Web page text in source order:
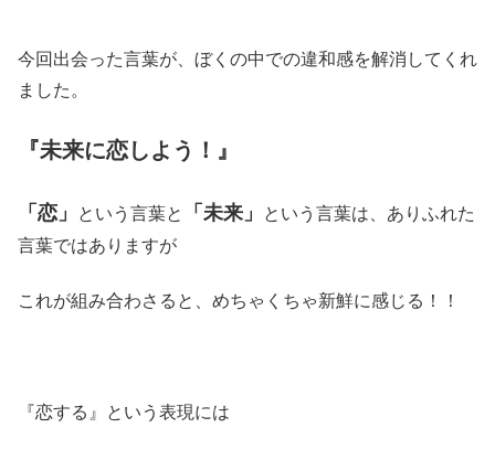
今回出会った言葉が、ぼくの中での違和感を解消してくれ
ました。
『未来に恋しよう！』
「恋」 という言葉と 「未来」
という言葉は、ありふれた
言葉ではありますが
これが組み合わさると、めちゃくちゃ新鮮に感じる！！
『恋する』という表現には